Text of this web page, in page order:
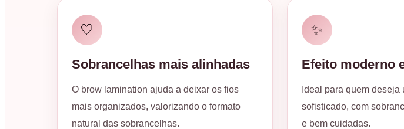
🤍
Sobrancelhas mais alinhadas
O brow lamination ajuda a deixar os fios
mais organizados, valorizando o formato
natural das sobrancelhas.
✨
Efeito moderno
Ideal para quem deseja
sofisticado, com
e bem cuidadas.